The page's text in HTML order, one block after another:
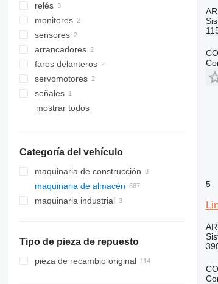
relés
monitores
sensores
arrancadores
faros delanteros
servomotores
señales
mostrar todos
Categoría del vehículo
maquinaria de construcción
excavadoras
maquinaria para movimiento de
maquinaria de almacén
carretillas elevadoras
carretillas de gas
transpaletas eléctricas
maquinaria industrial
Tipo de pieza de repuesto
pieza de recambio original
5